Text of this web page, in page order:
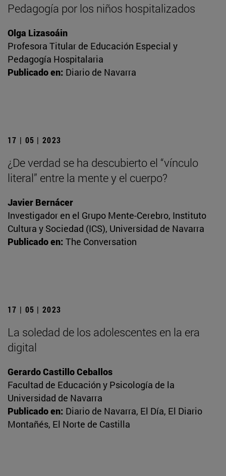
Pedagogía por los niños hospitalizados
Olga Lizasoáin
Profesora Titular de Educación Especial y
Pedagogía Hospitalaria
Publicado en: Diario de Navarra
17 | 05 | 2023
¿De verdad se ha descubierto el “vínculo
literal” entre la mente y el cuerpo?
Javier Bernácer
Investigador en el Grupo Mente-Cerebro, Instituto
Cultura y Sociedad (ICS), Universidad de Navarra
Publicado en: The Conversation
17 | 05 | 2023
La soledad de los adolescentes en la era
digital
Gerardo Castillo Ceballos
Facultad de Educación y Psicología de la
Universidad de Navarra
Publicado en: Diario de Navarra, El Día, El Diario
Montañés, El Norte de Castilla